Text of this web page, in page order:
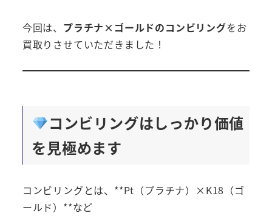
今回は、 プラチナ×ゴールドのコンビリングをお
買取りさせていただきました！
コンビリングはしっかり価値
を見極めます
コンビリングとは、**Pt（プラチナ）×K18（ゴ
ールド）**など